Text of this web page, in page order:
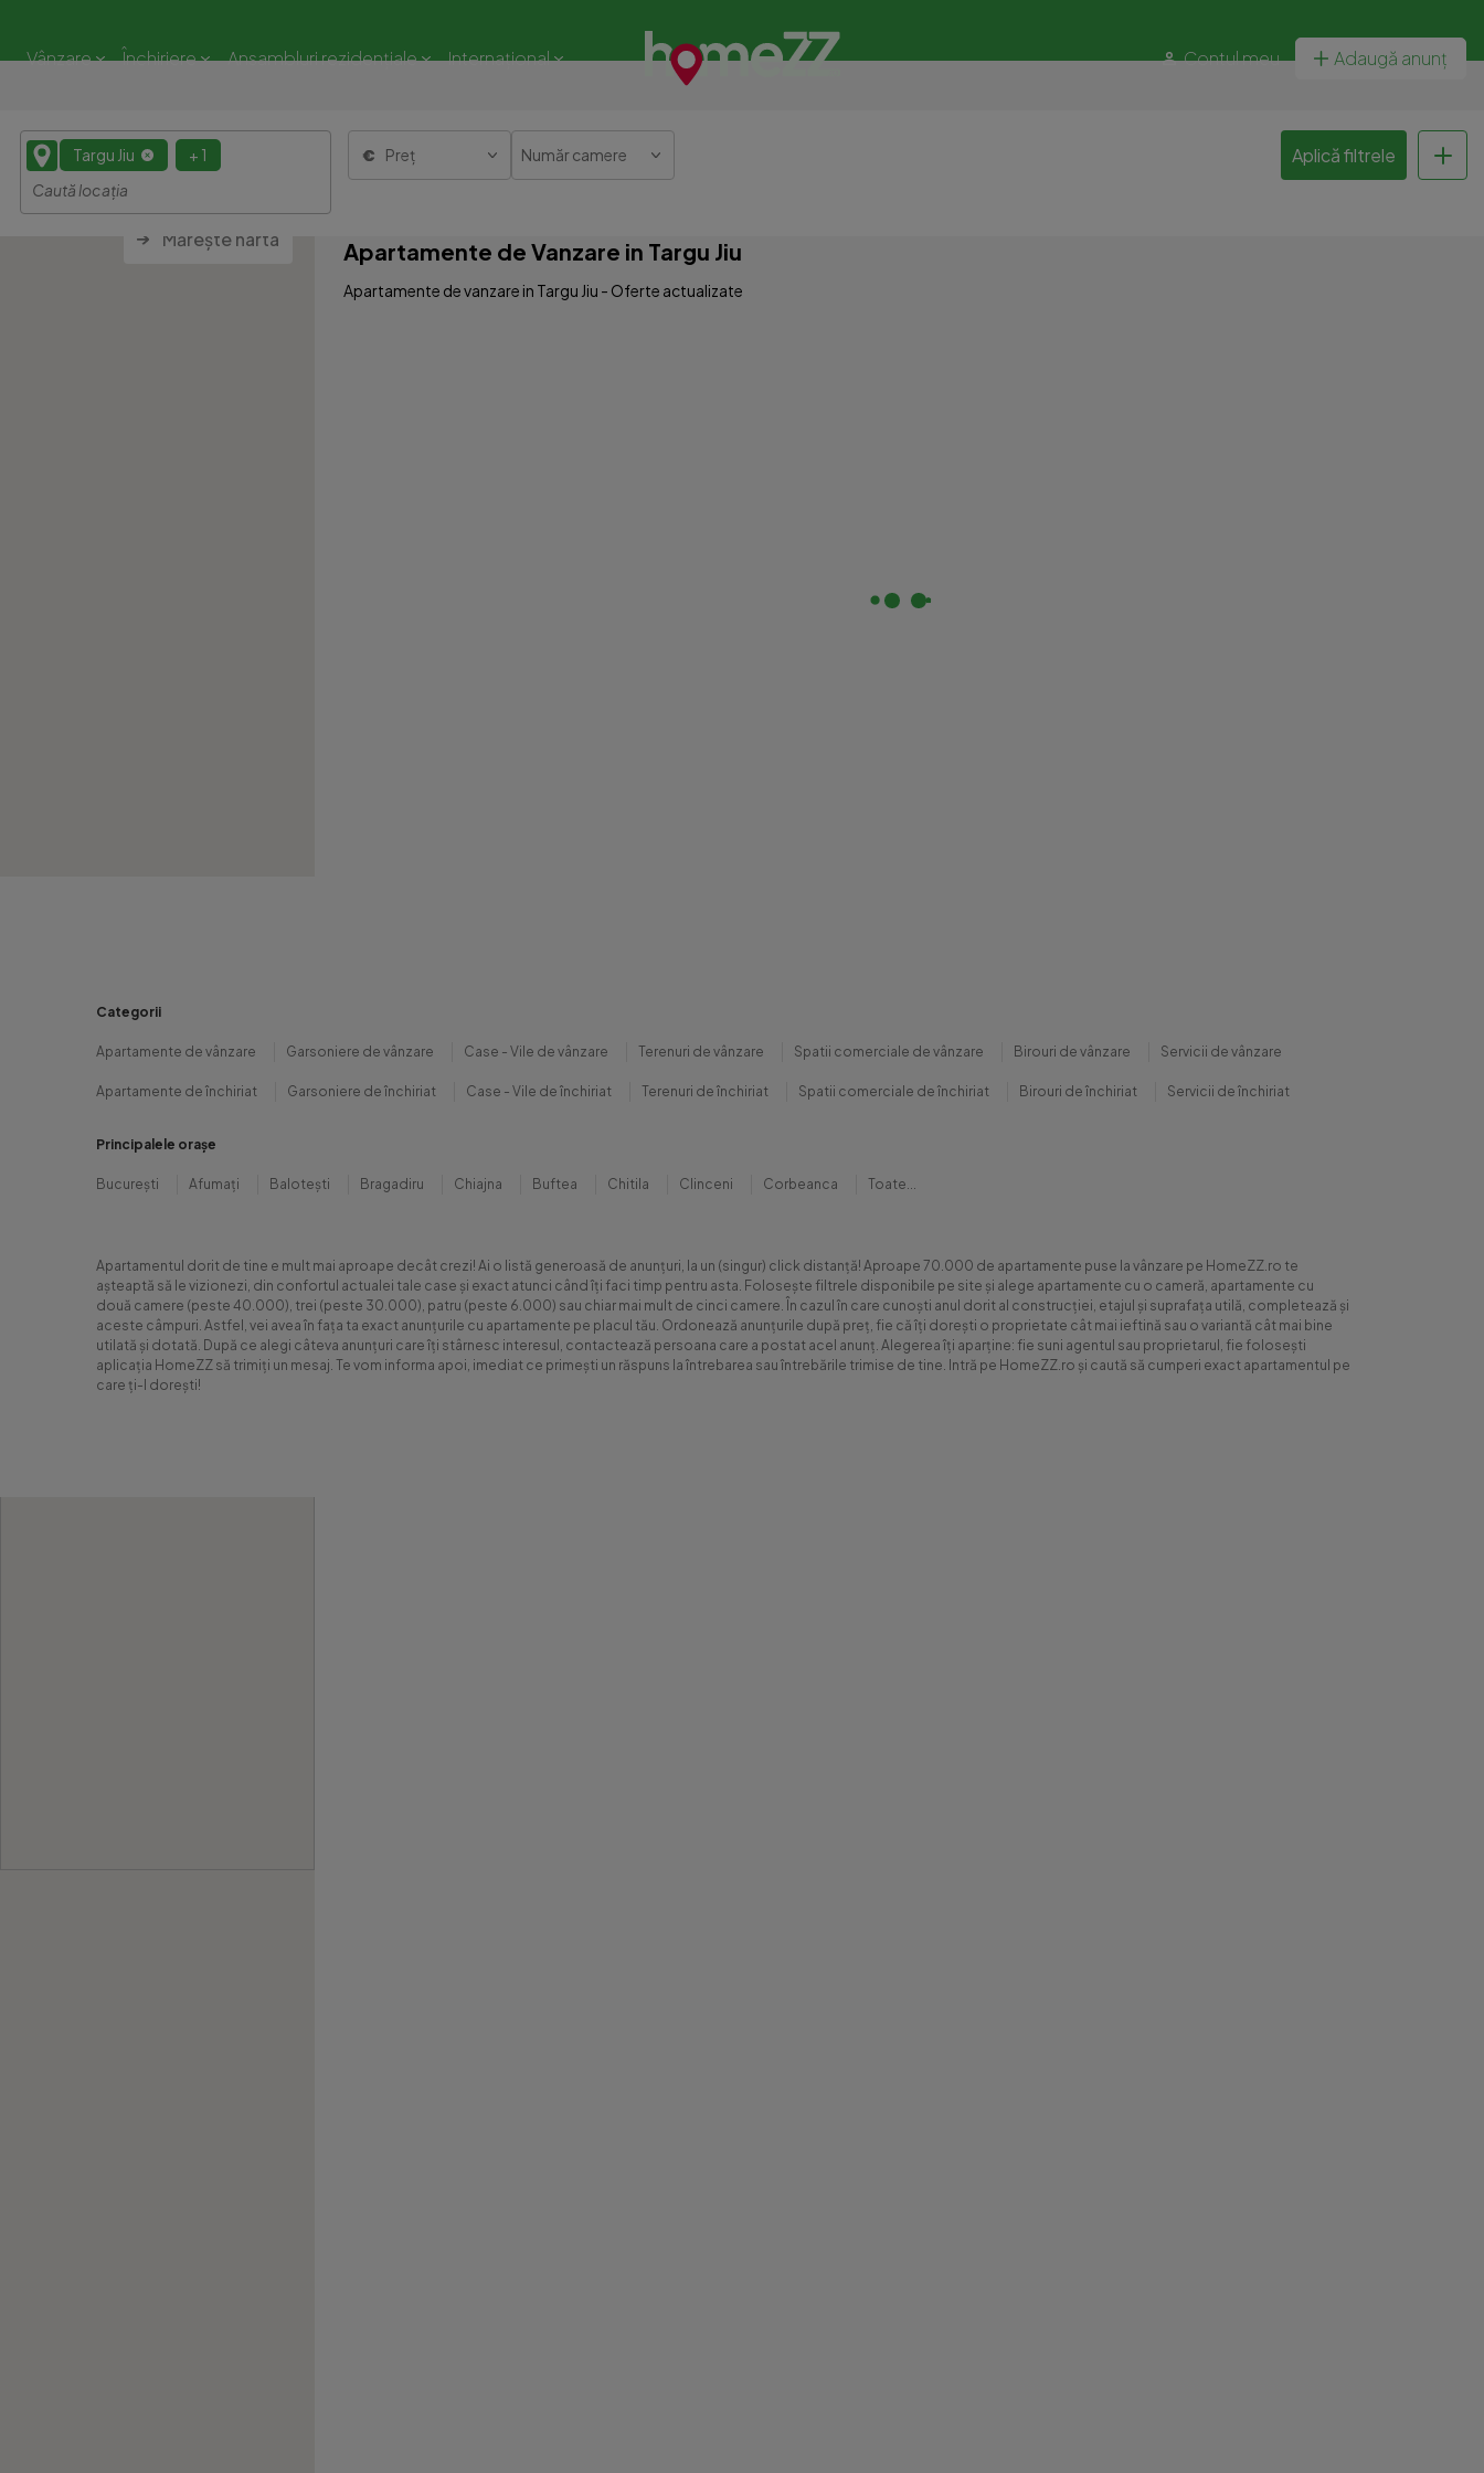
Vânzare Închiriere Ansambluri rezidențiale Internațional Contul meu Adaugă anunț
Targu Jiu + 1 Preț Număr camere Aplică filtrele
Mărește harta Apartamente de Vanzare in Targu Jiu
Apartamente de vanzare in Targu Jiu - Oferte actualizate
Categorii
Apartamente de vânzare Garsoniere de vânzare Case - Vile de vânzare Terenuri de vânzare Spatii comerciale de vânzare Birouri de vânzare Servicii de vânzare
Apartamente de închiriat Garsoniere de închiriat Case - Vile de închiriat Terenuri de închiriat Spatii comerciale de închiriat Birouri de închiriat Servicii de închiriat
Principalele orașe
București Afumați Balotești Bragadiru Chiajna Buftea Chitila Clinceni Corbeanca Toate...
Apartamentul dorit de tine e mult mai aproape decât crezi! Ai o listă generoasă de anunțuri, la un (singur) click distanță! Aproape 70.000 de apartamente puse la vânzare pe HomeZZ.ro te
așteaptă să le vizionezi, din confortul actualei tale case și exact atunci când îți faci timp pentru asta. Folosește filtrele disponibile pe site și alege apartamente cu o cameră, apartamente cu
două camere (peste 40.000), trei (peste 30.000), patru (peste 6.000) sau chiar mai mult de cinci camere. În cazul în care cunoști anul dorit al construcției, etajul și suprafața utilă, completează și
aceste câmpuri. Astfel, vei avea în fața ta exact anunțurile cu apartamente pe placul tău. Ordonează anunțurile după preț, fie că îți dorești o proprietate cât mai ieftină sau o variantă cât mai bine
utilată și dotată. După ce alegi câteva anunțuri care îți stârnesc interesul, contactează persoana care a postat acel anunț. Alegerea îți aparține: fie suni agentul sau proprietarul, fie folosești
aplicația HomeZZ să trimiți un mesaj. Te vom informa apoi, imediat ce primești un răspuns la întrebarea sau întrebările trimise de tine. Intră pe HomeZZ.ro și caută să cumperi exact apartamentul pe
care ți-l dorești!